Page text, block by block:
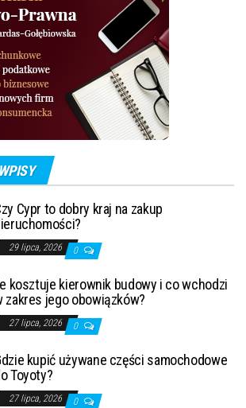
Cypr to dobry kraj na zakup
29 lipca, 2026 0
kosztuje kierownik budowy i co wchodzi
zakres jego obowiązków?
27 lipca, 2026 0
kupić używane części samochodowe
Toyoty?
27 lipca, 2026 0